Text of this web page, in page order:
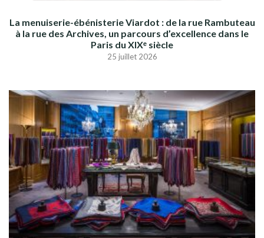
La menuiserie-ébénisterie Viardot : de la rue Rambuteau
à la rue des Archives, un parcours d’excellence dans le
Paris du XIXᵉ siècle
25 juillet 2026